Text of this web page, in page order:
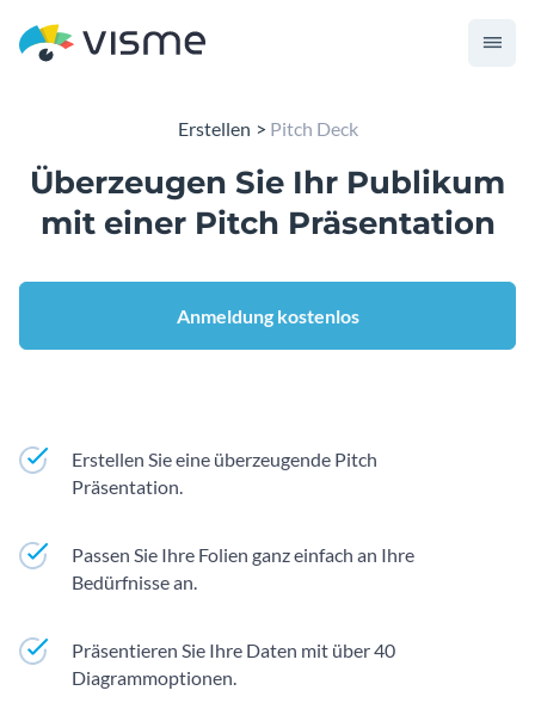
Erstellen Pitch Deck
Überzeugen Sie Ihr Publikum
mit einer Pitch Präsentation
Anmeldung kostenlos
Erstellen Sie eine überzeugende Pitch
Präsentation.
Passen Sie Ihre Folien ganz einfach an Ihre
Bedürfnisse an.
Präsentieren Sie Ihre Daten mit über 40
Diagrammoptionen.